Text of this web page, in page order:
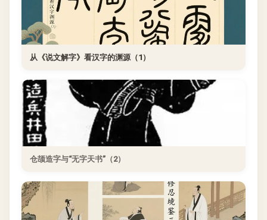
从《说文解字》看汉字的渊源（1）
仓颉造字与“无字天书”（2）